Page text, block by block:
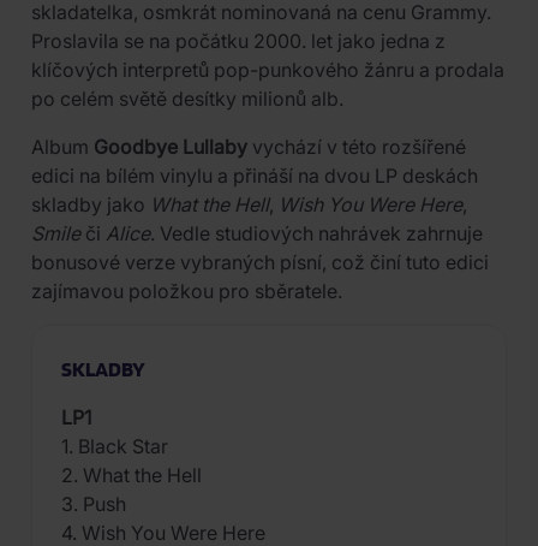
skladatelka, osmkrát nominovaná na cenu Grammy.
Proslavila se na počátku 2000. let jako jedna z
klíčových interpretů pop-punkového žánru a prodala
po celém světě desítky milionů alb.
Album Goodbye Lullaby vychází v této rozšířené
edici na bílém vinylu a přináší na dvou LP deskách
skladby jako What the Hell, Wish You Were Here,
Smileči Alice. Vedle studiových nahrávek zahrnuje
bonusové verze vybraných písní, což činí tuto edici
zajímavou položkou pro sběratele.
SKLADBY
LP1
1. Black Star
2. What the Hell
3. Push
4. Wish You Were Here